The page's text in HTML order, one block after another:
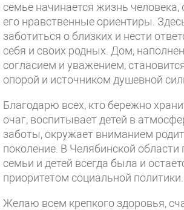
семье начинается жизнь
его нравственные ориентиры.
заботиться о близких и нести
себя и своих родных. Дом,
согласием и уважением,
опорой и источником душевной
Благодарю всех, кто бережно
очаг, воспитывает детей в
заботы, окружает вниманием
поколение. В Челябинской области
семьи и детей всегда была и
приоритетом социальной политики.
Желаю всем крепкого здоровья,